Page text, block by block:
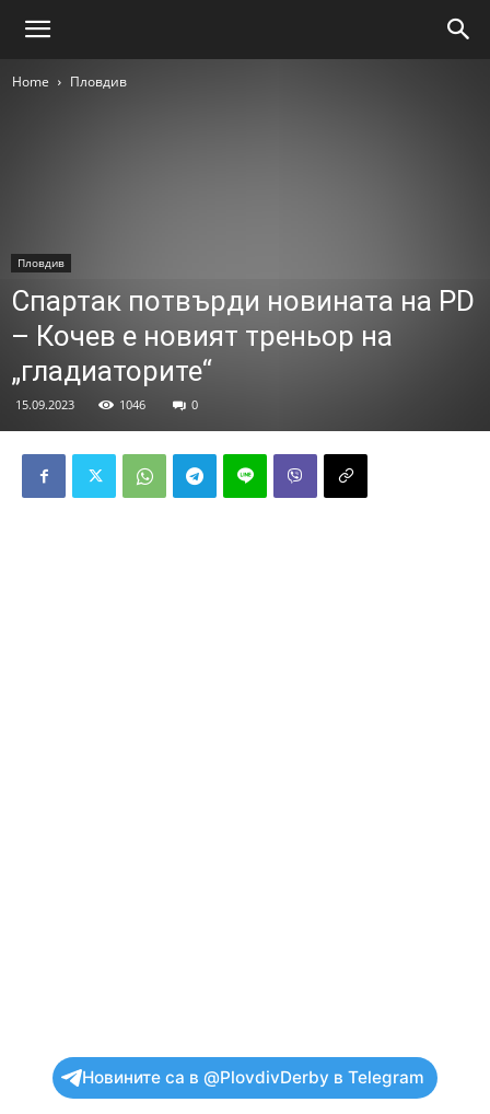
Home Пловдив
Пловдив
Спартак потвърди новината на PD
– Кочев е новият треньор на
„гладиаторите“
15.09.2023 1046 0
Новините са в @PlovdivDerby в Telegram